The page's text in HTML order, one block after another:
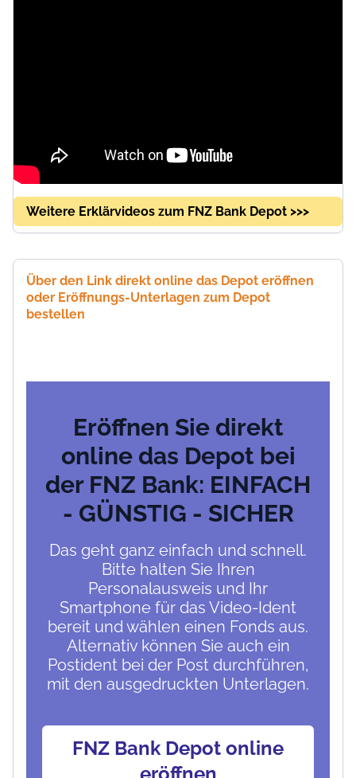
Weitere Erklärvideos zum FNZ Bank Depot >>>
Über den Link direkt online das Depot eröffnen
oder Eröffnungs-Unterlagen zum Depot
bestellen
Eröffnen Sie direkt
online das Depot bei
der FNZ Bank: EINFACH
- GÜNSTIG - SICHER
Das geht ganz einfach und schnell.
Bitte halten Sie Ihren
Personalausweis und Ihr
Smartphone für das Video-Ident
bereit und wählen einen Fonds aus.
Alternativ können Sie auch ein
Postident bei der Post durchführen,
mit den ausgedruckten Unterlagen.
FNZ Bank Depot online